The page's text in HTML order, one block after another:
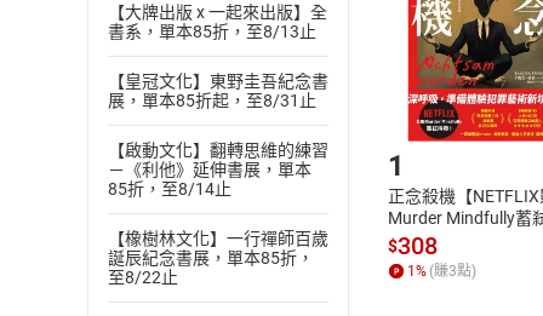
【大牌出版 x 一起來出版】全
書系，單本85折，至8/13止
【皇冠文化】東野圭吾紀念書
展，單本85折起，至8/31止
【啟動文化】翻轉思維的練習
－《利他》延伸書展，單本
85折，至8/14止
【橡樹林文化】一行禪師百歲
誕辰紀念書展，單本85折，
至8/22止
請注意，樂
購書後，
Step1.
1
正念殺機【
Murder Mindfully蓄
發】【電子書】
$308
1 % (賺3點)